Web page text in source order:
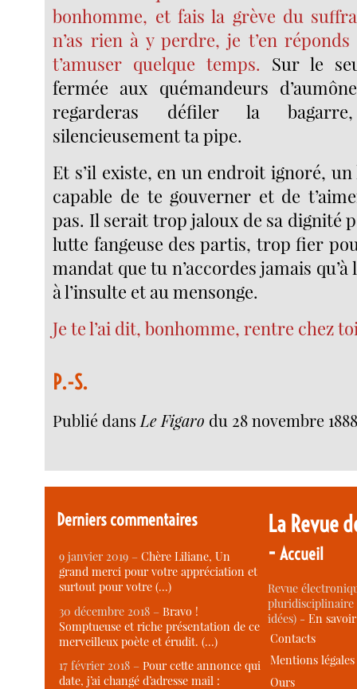
bonhomme, et fais la grève du
n’as rien à y perdre, je t’en
t’amuser quelque temps. Sur le
fermée aux quémandeurs
regarderas défiler la
silencieusement ta pipe.
Et s’il existe, en un endroit ignoré,
capable de te gouverner et de
pas. Il serait trop jaloux de sa dignité
lutte fangeuse des partis, trop fier
mandat que tu n’accordes jamais qu’à
à l’insulte et au mensonge.
Je te l’ai dit, bonhomme, rentre chez
P.-S.
Publié dans Le Figaro du 28 novembre
Derniers commentaires
9 janvier 2019 –Chère Liliane, Un
grand merci pour votre appréciation et
surtout pour votre (…)
30 décembre 2018 –Bravo !
Somptueuse et riche présentation de ce
merveilleux poète et érudit. (…)
17 février 2018 –Pour cette annonce qui
date, j’ai changé d’adresse mail :
La Revue
-Accueil
Revue
idées) -En
Contacts
Mentions légales
Ours